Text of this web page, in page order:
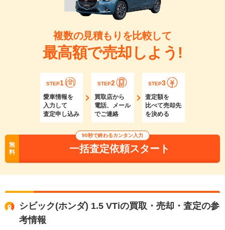
複数の見積もりを比較して
最高額で売却しよう!
STEP1
愛車情報を
入力して
査定申し込み
STEP2
買取店から
電話、メール
でご連絡
STEP3
査定額を
比べて売却先
を決める
無
料
90秒で終わるカンタン入力
一括査定依頼スタート
シビック(ホンダ) 1.5 VTiの買取・売却・査定の参
考情報